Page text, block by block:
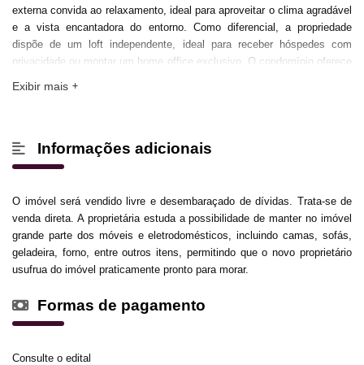
externa convida ao relaxamento, ideal para aproveitar o clima agradável
e a vista encantadora do entorno. Como diferencial, a propriedade
dispõe de um loft independente, ideal para receber hóspedes com
privacidade ou montar um home office exclusivo. O condomínio oferece
Exibir mais
Informações adicionais
O imóvel será vendido livre e desembaraçado de dívidas. Trata-se de
venda direta. A proprietária estuda a possibilidade de manter no imóvel
grande parte dos móveis e eletrodomésticos, incluindo camas, sofás,
geladeira, forno, entre outros itens, permitindo que o novo proprietário
usufrua do imóvel praticamente pronto para morar.
Formas de pagamento
Consulte o edital